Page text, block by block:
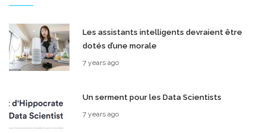
Les assistants intelligents devraient être
dotés d’une morale
7 years ago
Un serment pour les Data Scientists
7 years ago